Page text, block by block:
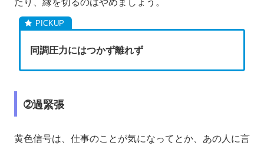
同調圧力にはつかず離れず
➁過緊張
黄色信号は、仕事のことが気になってとか、あの人に言